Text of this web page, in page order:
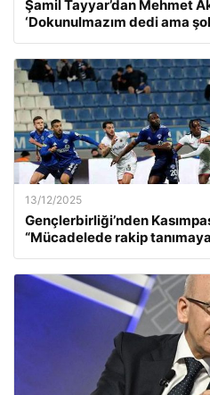
Şamil Tayyar’dan Mehmet
‘Dokunulmazım dedi ama
13/12/2025
Gençlerbirliği’nden
“Mücadelede rakip